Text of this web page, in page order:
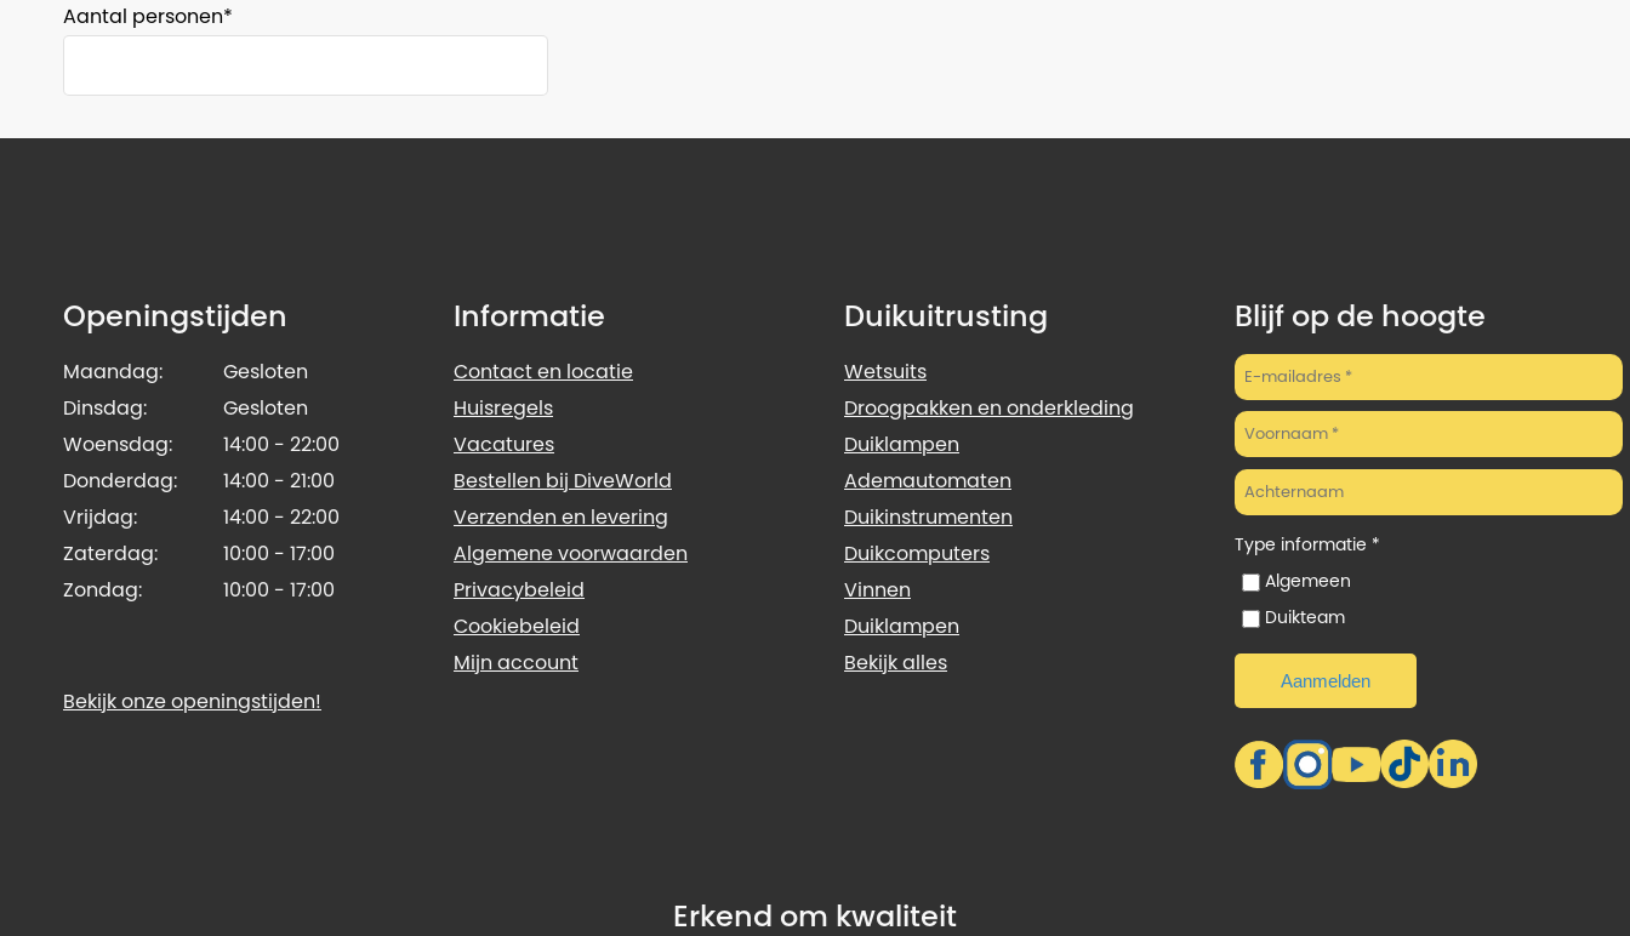
Aantal personen
Openingstijden
Maandag:
Gesloten
Dinsdag:
Gesloten
Woensdag:
14:00 - 22:00
Donderdag:
14:00 - 21:00
Vrijdag:
14:00 - 22:00
Zaterdag:
10:00 - 17:00
Zondag:
10:00 - 17:00
Bekijk onze openingstijden!
Informatie
Contact en locatie
Huisregels
Vacatures
Bestellen bij DiveWorld
Verzenden en levering
Algemene voorwaarden
Privacybeleid
Cookiebeleid
Mijn account
Duikuitrusting
Wetsuits
Droogpakken en onderkleding
Duiklampen
Ademautomaten
Duikinstrumenten
Duikcomputers
Vinnen
Duiklampen
Bekijk alles
Blijf op de hoogte
Type informatie *
Algemeen
Duikteam
Erkend om kwaliteit